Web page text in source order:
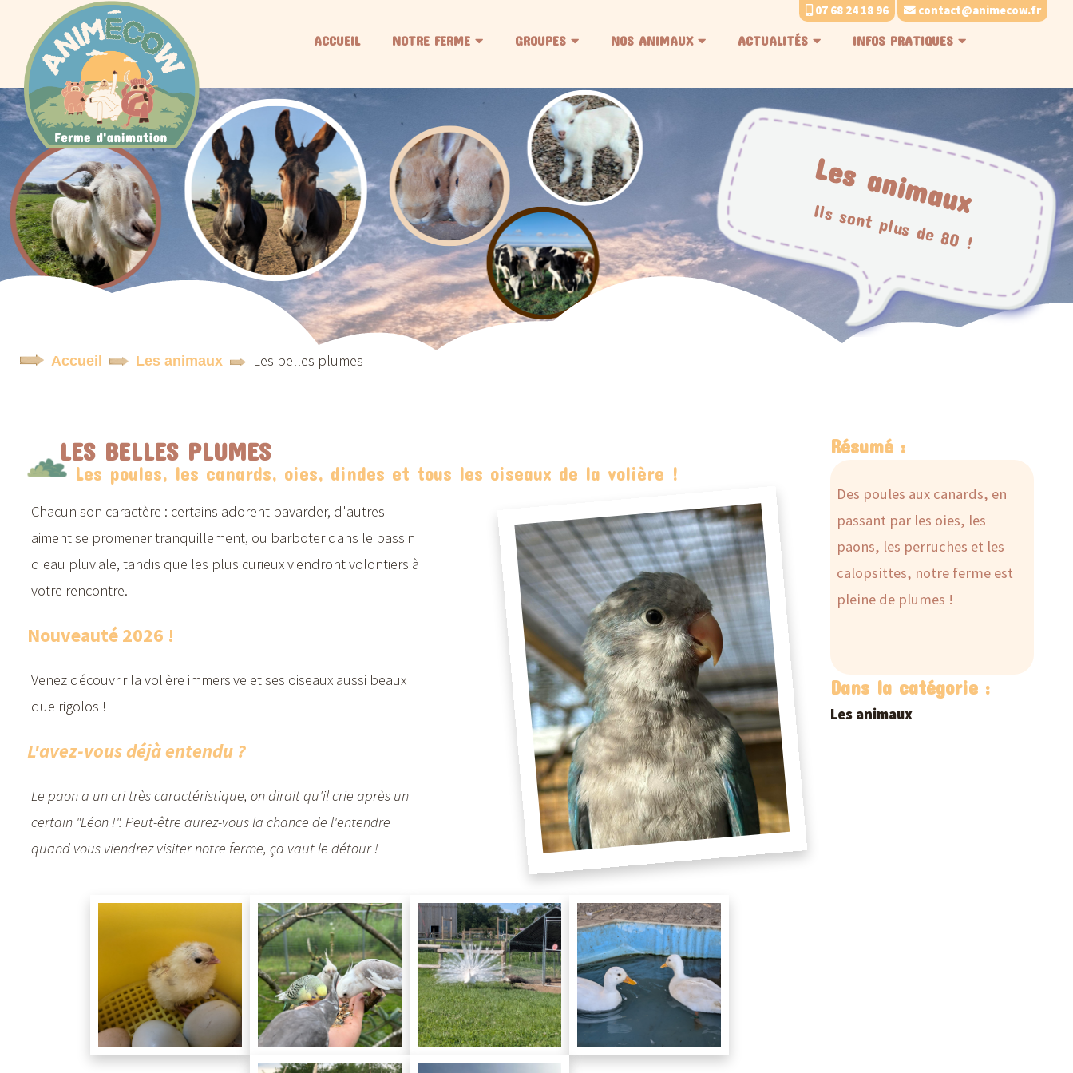
07 68 24 18 96 contact@animecow.fr
ACCUEIL NOTRE FERME GROUPES NOS ANIMAUX ACTUALITÉS INFOS PRATIQUES
Les animaux
Ils sont plus de 80 !
Accueil Les animaux Les belles plumes
LES BELLES PLUMES
Les poules, les canards, oies, dindes et tous les oiseaux de la volière !
Chacun son caractère : certains adorent bavarder, d'autres
aiment se promener tranquillement, ou barboter dans le bassin
d'eau pluviale, tandis que les plus curieux viendront volontiers à
votre rencontre.
Nouveauté 2026 !
Venez découvrir la volière immersive et ses oiseaux aussi beaux
que rigolos !
L'avez-vous déjà entendu ?
Le paon a un cri très caractéristique, on dirait qu'il crie après un
certain "Léon !". Peut-être aurez-vous la chance de l'entendre
quand vous viendrez visiter notre ferme, ça vaut le détour !
Résumé :
Des poules aux canards, en
passant par les oies, les
paons, les perruches et les
calopsittes, notre ferme est
pleine de plumes !
Dans la catégorie :
Les animaux